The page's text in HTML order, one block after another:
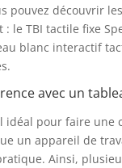
pouvez découvrir
: le TBI tactile fixe
blanc interactif
avec un
idéal pour faire une
un appareil de
Ainsi,